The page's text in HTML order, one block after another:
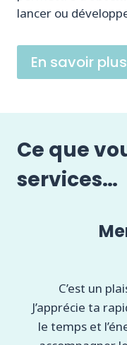
lancer ou
En savoir plus
Ce que
services…
C’est un
J’apprécie ta
le temps et